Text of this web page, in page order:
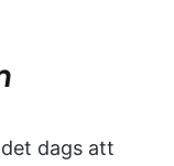
dags att